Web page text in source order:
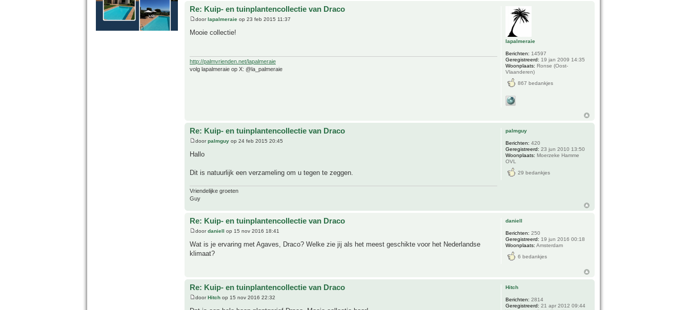
Re: Kuip- en tuinplantencollectie van Draco
doorlapalmeraie op 23 feb 2015 11:37
Mooie collectie!
http://palmvrienden.net/lapalmeraie
volg lapalmeraie op X: @la_palmeraie
lapalmeraie
Berichten: 14597
Geregistreerd: 19 jan 2009 14:35
Woonplaats: Ronse (Oost-
Vlaanderen)
867 bedankjes
Re: Kuip- en tuinplantencollectie van Draco
doorpalmguy op 24 feb 2015 20:45
Hallo
Dit is natuurlijk een verzameling om u tegen te zeggen.
Vriendelijke groeten
Guy
palmguy
Berichten: 420
Geregistreerd: 23 jun 2010 13:50
Woonplaats: Moerzeke Hamme
OVL
29 bedankjes
Re: Kuip- en tuinplantencollectie van Draco
doordaniell op 15 nov 2016 18:41
Wat is je ervaring met Agaves, Draco? Welke zie jij als het meest geschikte voor het Nederlandse
klimaat?
daniell
Berichten: 250
Geregistreerd: 19 jun 2016 00:18
Woonplaats: Amsterdam
6 bedankjes
Re: Kuip- en tuinplantencollectie van Draco
doorHitch op 15 nov 2016 22:32
Hitch
Berichten: 2814
Geregistreerd: 21 apr 2012 09:44